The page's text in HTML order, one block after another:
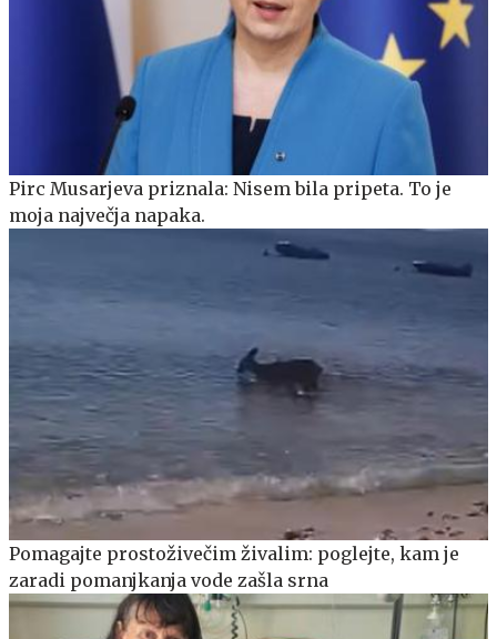
Pirc Musarjeva priznala: Nisem bila pripeta. To je
moja največja napaka.
Pomagajte prostoživečim živalim: poglejte, kam je
zaradi pomanjkanja vode zašla srna